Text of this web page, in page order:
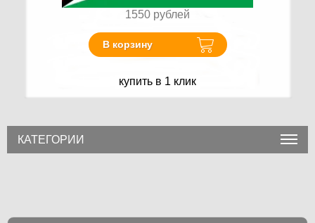
1550 рублей
В корзину
купить в 1 клик
КАТЕГОРИИ